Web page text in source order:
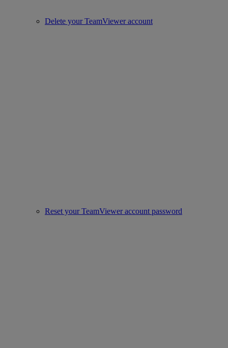
Delete your TeamViewer account
Reset your TeamViewer account password